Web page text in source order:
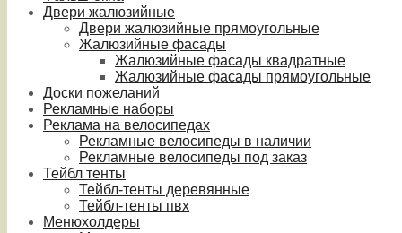
Двери жалюзийные
Двери жалюзийные прямоугольные
Жалюзийные фасады
Жалюзийные фасады квадратные
Жалюзийные фасады прямоугольные
Доски пожеланий
Рекламные наборы
Реклама на велосипедах
Рекламные велосипеды в наличии
Рекламные велосипеды под заказ
Тейбл тенты
Тейбл-тенты деревянные
Тейбл-тенты пвх
Менюхолдеры